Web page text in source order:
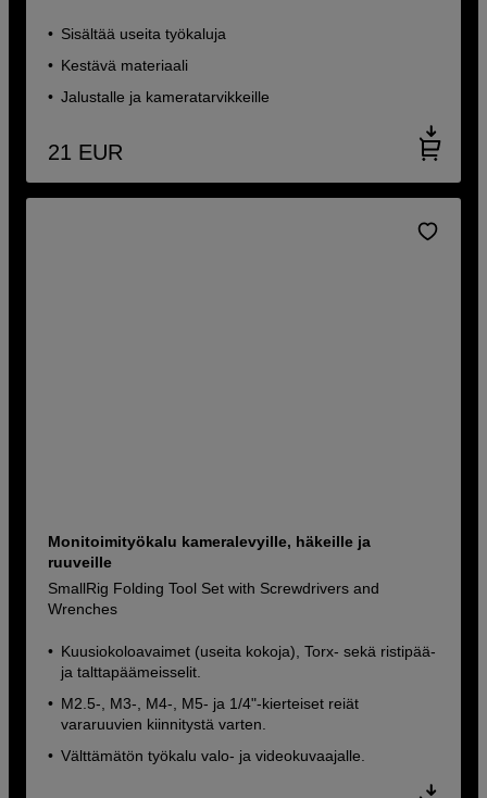
Sisältää useita työkaluja
Kestävä materiaali
Jalustalle ja kameratarvikkeille
21 EUR
Monitoimityökalu kameralevyille, häkeille ja
ruuveille
SmallRig Folding Tool Set with Screwdrivers and
Wrenches
Kuusiokoloavaimet (useita kokoja), Torx- sekä ristipää-
ja talttapäämeisselit.
M2.5-, M3-, M4-, M5- ja 1/4"-kierteiset reiät
vararuuvien kiinnitystä varten.
Välttämätön työkalu valo- ja videokuvaajalle.